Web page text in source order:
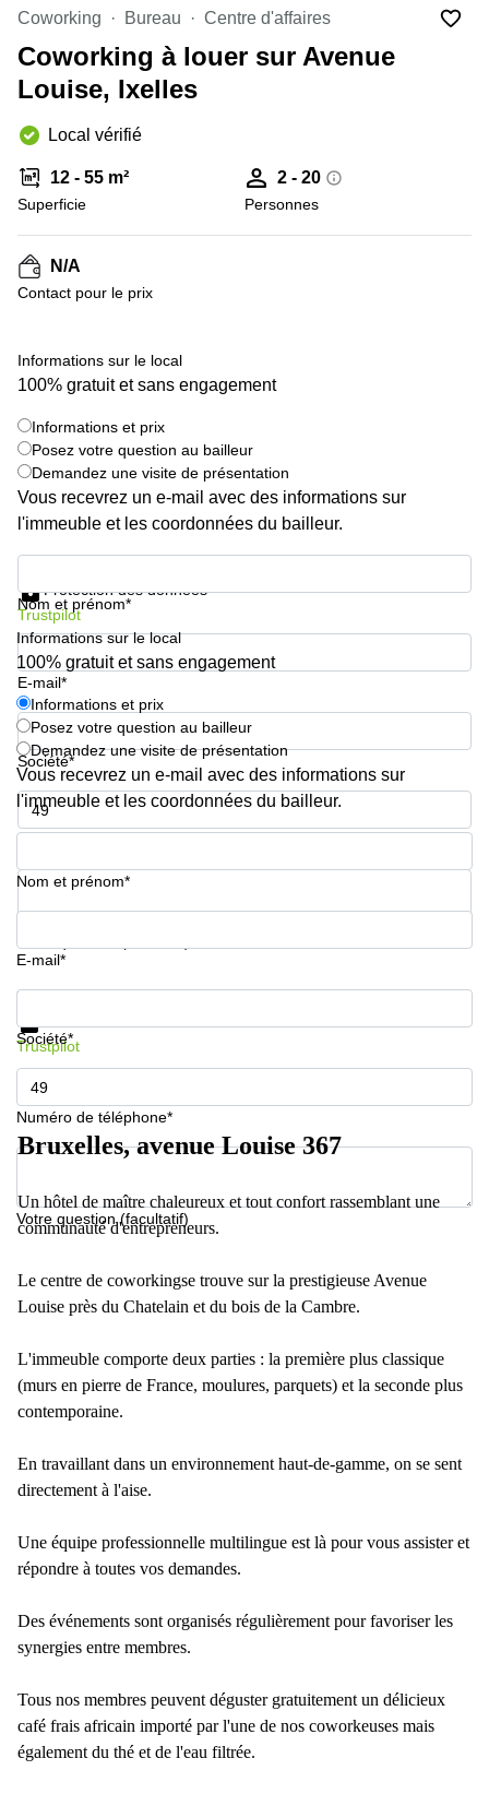
la
Neuve
Wavre
Centre
Anvers
Centre
Gand
Centre
d'affaires
Ville de
Bruxelles
Coworking
Ixelles
Namur
Coworking
Salle de
conférence
Bruxelles
Coworking Bureau Centre d'affaires
Coworking à louer sur Avenue
Louise, Ixelles
Local vérifié
12 - 55 m²
Superficie
2 - 20
Personnes
N/A
Contact pour le prix
Informations sur le local
100% gratuit et sans engagement
Informations et prix
Posez votre question au bailleur
Demandez une visite de présentation
Vous recevrez un e-mail avec des informations sur
l'immeuble et les coordonnées du bailleur.
Nom et prénom*
E-mail*
Société*
Numéro de téléphone*
Protection des données
Trustpilot
Informations sur le local
100% gratuit et sans engagement
Informations et prix
Posez votre question au bailleur
Demandez une visite de présentation
Vous recevrez un e-mail avec des informations sur
l'immeuble et les coordonnées du bailleur.
Nom et prénom*
E-mail*
Société*
Numéro de téléphone*
Votre question (facultatif)
Informations et prix
Trustpilot
Bruxelles, avenue Louise 367
Un hôtel de maître chaleureux et tout confort rassemblant une
communauté d'entrepreneurs.
Le centre de coworkingse trouve sur la prestigieuse Avenue
Louise près du Chatelain et du bois de la Cambre.
L'immeuble comporte deux parties : la première plus classique
(murs en pierre de France, moulures, parquets) et la seconde plus
contemporaine.
En travaillant dans un environnement haut-de-gamme, on se sent
directement à l'aise.
Une équipe professionnelle multilingue est là pour vous assister et
répondre à toutes vos demandes.
Des événements sont organisés régulièrement pour favoriser les
synergies entre membres.
Tous nos membres peuvent déguster gratuitement un délicieux
café frais africain importé par l'une de nos coworkeuses mais
également du thé et de l'eau filtrée.